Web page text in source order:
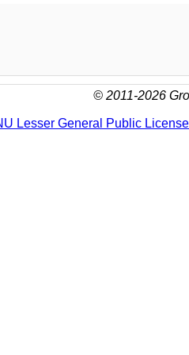
© 2011-2026
Lesser General Public